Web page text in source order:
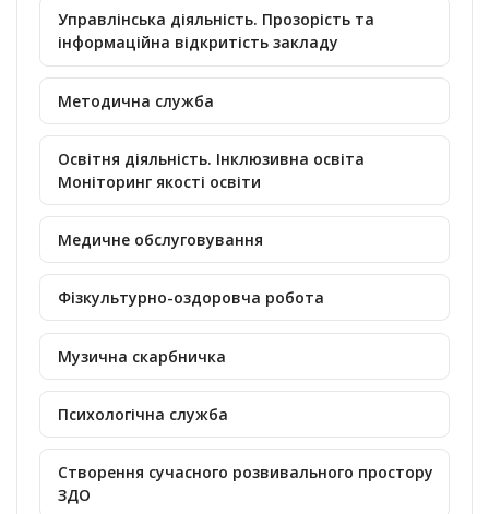
Управлінська діяльність. Прозорість та
інформаційна відкритість закладу
Методична служба
Освітня діяльність. Інклюзивна освіта
Моніторинг якості освіти
Медичне обслуговування
Фізкультурно-оздоровча робота
Музична скарбничка
Психологічна служба
Створення сучасного розвивального простору
ЗДО